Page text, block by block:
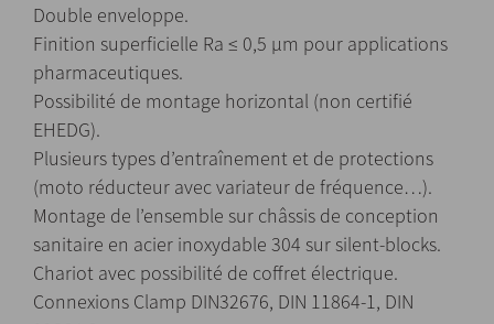
Double enveloppe.
Finition superficielle Ra ≤ 0,5 μm pour applications
pharmaceutiques.
Possibilité de montage horizontal (non certifié
EHEDG).
Plusieurs types d’entraînement et de protections
(moto réducteur avec variateur de fréquence…).
Montage de l’ensemble sur châssis de conception
sanitaire en acier inoxydable 304 sur silent-blocks.
Chariot avec possibilité de coffret électrique.
Connexions Clamp DIN32676, DIN 11864-1, DIN